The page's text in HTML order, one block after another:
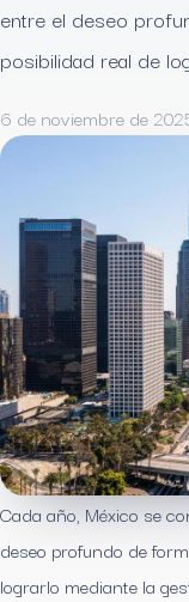
entre el deseo
posibilidad real de
6 de noviembre de
Cada año, México se
deseo profundo de
lograrlo mediante la